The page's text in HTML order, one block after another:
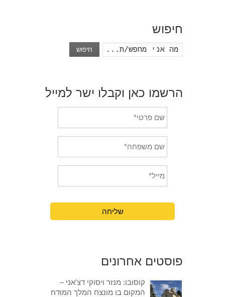
חיפוש
חיפוש
הרשמו כאן וקבלו ישר למייל
פוסטים אחרונים
קוסובו: מנזר ויסוקי דצ'אני –
המקום בו מונצח המלך המודח